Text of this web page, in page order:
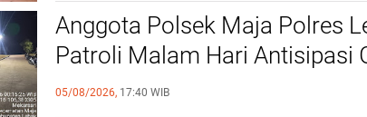
Anggota Polsek Maja Polres
Patroli Malam Hari Antisipasi
Kamtibmas
05/08/2026, 17:40 WIB